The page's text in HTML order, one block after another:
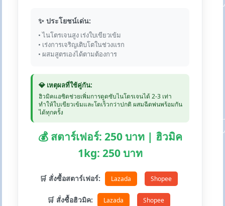
✨ ประโยชน์เด่น:
• ไนโตรเจนสูง เร่งใบเขียวเข้ม
• เร่งการเจริญเติบโตในช่วงแรก
• ผสมสูตรเองได้ตามต้องการ
💎 เหตุผลที่ใช้คู่กัน:
ฮิวมิคแอซิดช่วยเพิ่มการดูดซับไนโตรเจนได้ 2-3 เท่า
ทำให้ใบเขียวเข้มและโตเร็วกว่าปกติ ผสมฉีดพ่นพร้อมกัน
ได้ทุกครั้ง
💰 สตาร์เฟอร์: 250 บาท | ฮิวมิค
1kg: 250 บาท
🛒 สั่งซื้อสตาร์เฟอร์: Lazada Shopee
🛒 สั่งซื้อฮิวมิค: Lazada Shopee